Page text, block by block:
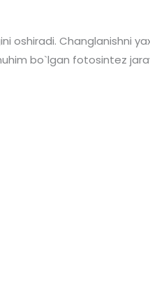
oshiradi. Changlanishni
bo`lgan fotosintez